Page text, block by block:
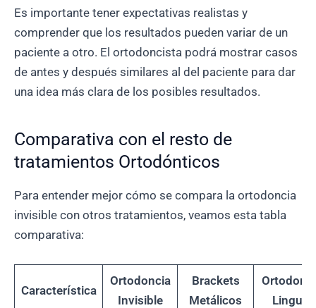
Es importante tener expectativas realistas y
comprender que los resultados pueden variar de un
paciente a otro. El ortodoncista podrá mostrar casos
de antes y después similares al del paciente para dar
una idea más clara de los posibles resultados.
Comparativa con el resto de
tratamientos Ortodónticos
Para entender mejor cómo se compara la ortodoncia
invisible con otros tratamientos, veamos esta tabla
comparativa:
Característica
Ortodoncia
Invisible
Brackets
Metálicos
Lingual